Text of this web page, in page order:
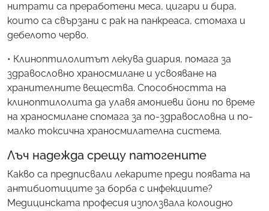
нитрати са преработени меса, цигари и бира,
които са свързани с рак на панкреаса, стомаха и
дебелото черво.
• Клиноптилолитът лекува диария, помага за
здравословно храносмилане и усвояване на
хранителните вещества. Способността на
клиноптилолита да улавя амониеви йони по време
на храносмилане спомага за по-здравословна и по-
малко токсична храносмилателна система.
Лъч надежда срещу патогените
Какво са предписвали лекарите преди появата на
антибиотиците за борба с инфекциите?
Медицинската професия използвала колоидно